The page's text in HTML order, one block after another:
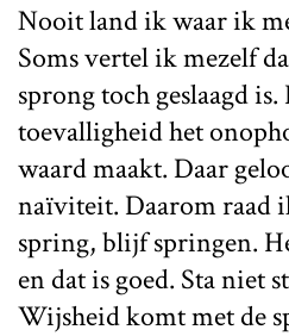
Nooit land ik waar ik
Soms vertel ik mezelf
sprong toch geslaagd
toevalligheid het
waard maakt. Daar
naïviteit. Daarom raad
spring, blijf springen.
en dat is goed. Sta niet
Wijsheid komt met de